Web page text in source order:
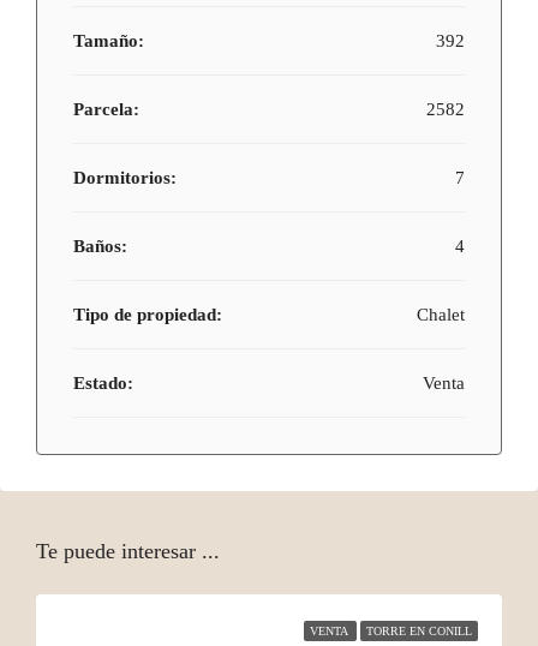
Tamaño: 392
Parcela: 2582
Dormitorios: 7
Baños: 4
Tipo de propiedad: Chalet
Estado: Venta
Te puede interesar ...
VENTA TORRE EN CONILL